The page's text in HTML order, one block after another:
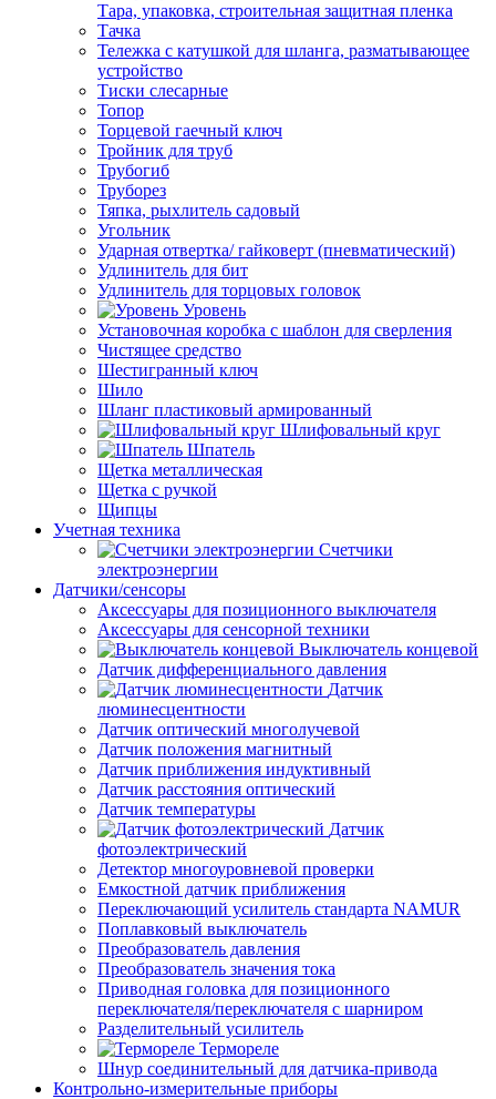
Тара, упаковка, строительная защитная пленка
Тачка
Тележка с катушкой для шланга, разматывающее
устройство
Тиски слесарные
Топор
Торцевой гаечный ключ
Тройник для труб
Трубогиб
Труборез
Тяпка, рыхлитель садовый
Угольник
Ударная отвертка/ гайковерт (пневматический)
Удлинитель для бит
Удлинитель для торцовых головок
Уровень
Установочная коробка с шаблон для сверления
Чистящее средство
Шестигранный ключ
Шило
Шланг пластиковый армированный
Шлифовальный круг
Шпатель
Щетка металлическая
Щетка с ручкой
Щипцы
Учетная техника
Счетчики
электроэнергии
Датчики/сенсоры
Аксессуары для позиционного выключателя
Аксессуары для сенсорной техники
Выключатель концевой
Датчик дифференциального давления
Датчик
люминесцентности
Датчик оптический многолучевой
Датчик положения магнитный
Датчик приближения индуктивный
Датчик расстояния оптический
Датчик температуры
Датчик
фотоэлектрический
Детектор многоуровневой проверки
Емкостной датчик приближения
Переключающий усилитель стандарта NAMUR
Поплавковый выключатель
Преобразователь давления
Преобразователь значения тока
Приводная головка для позиционного
переключателя/переключателя с шарниром
Разделительный усилитель
Термореле
Шнур соединительный для датчика-привода
Контрольно-измерительные приборы